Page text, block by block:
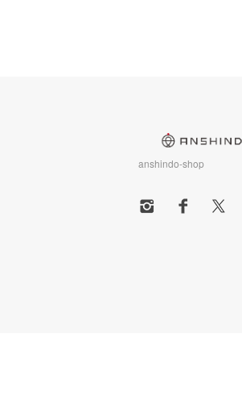
anshindo-shop